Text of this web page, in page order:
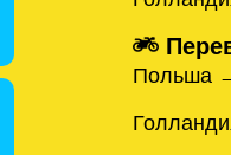
Польша